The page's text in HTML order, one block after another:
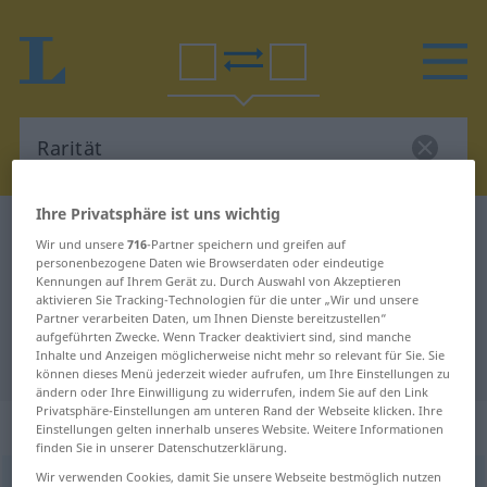
Deutsch-Kroatisch Wörterbuch
Deutsch-Kroatisch Übersetzung für
"Rarität"
"Rarität" Kroatisch Übersetzung
„Rarität“: Femininum
Ihre Privatsphäre ist uns wichtig
Wir und unsere716-Partner speichern und greifen auf
personenbezogene Daten wie Browserdaten oder eindeutige
Kennungen auf Ihrem Gerät zu. Durch Auswahl von Akzeptieren
aktivieren Sie Tracking-Technologien für die unter „Wir und unsere
Partner verarbeiten Daten, um Ihnen Dienste bereitzustellen“
aufgeführten Zwecke. Wenn Tracker deaktiviert sind, sind manche
Inhalte und Anzeigen möglicherweise nicht mehr so relevant für Sie. Sie
können dieses Menü jederzeit wieder aufrufen, um Ihre Einstellungen zu
ändern oder Ihre Einwilligung zu widerrufen, indem Sie auf den Link
Privatsphäre-Einstellungen am unteren Rand der Webseite klicken. Ihre
Einstellungen gelten innerhalb unseres Website. Weitere Informationen
finden Sie in unserer Datenschutzerklärung.
Wir verwenden Cookies, damit Sie unsere Webseite bestmöglich nutzen